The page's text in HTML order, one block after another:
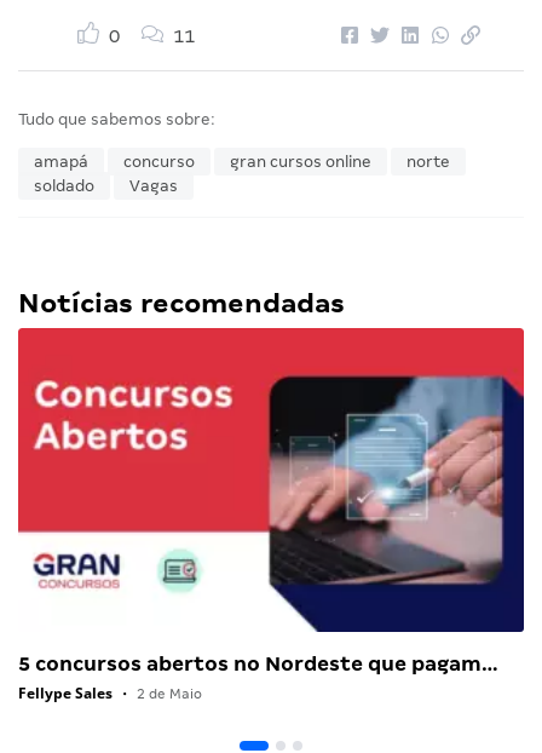
0 11
Tudo que sabemos sobre:
amapá concurso gran cursos online
norte
soldado
Vagas
Notícias recomendadas
5 concursos abertos no Nordeste que pagam…
Fellype Sales • 2 de Maio